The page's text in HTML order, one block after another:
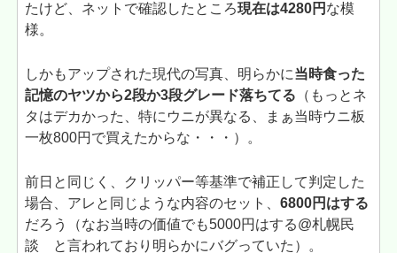
たけど、ネットで確認したところ現在は4280円 な模
様。
しかもアップされた現代の写真、明らかに当時食った
記憶のヤツから2段か3段グレード落ちてる （もっとネ
タはデカかった、特にウニが異なる、まぁ当時ウニ板
一枚800円で買えたからな・・・）。
前日と同じく、クリッパー等基準で補正して判定した
場合、アレと同じような内容のセット、6800円はする
だろう（なお当時の価値でも5000円はする@札幌民
談 と言われており明らかにバグっていた）。